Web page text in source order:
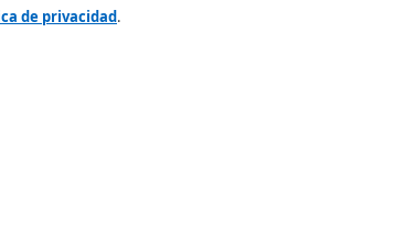
de privacidad.